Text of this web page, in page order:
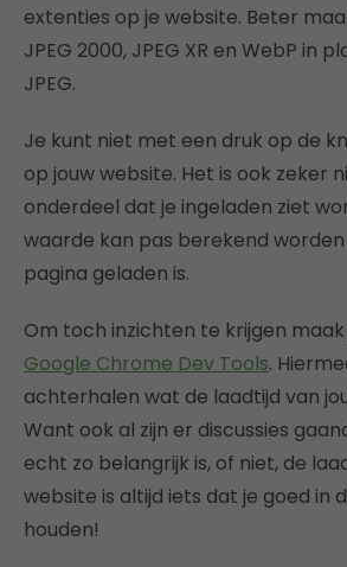
extenties op je website. Beter
JPEG 2000, JPEG XR en WebP in
JPEG.
Je kunt niet met een druk op de
op jouw website. Het is ook zeker
onderdeel dat je ingeladen ziet
waarde kan pas berekend worden
pagina geladen is.
Om toch inzichten te krijgen
Google Chrome Dev Tools.
achterhalen wat de laadtijd van
Want ook al zijn er discussies
echt zo belangrijk is, of niet, de
website is altijd iets dat je goed in
houden!